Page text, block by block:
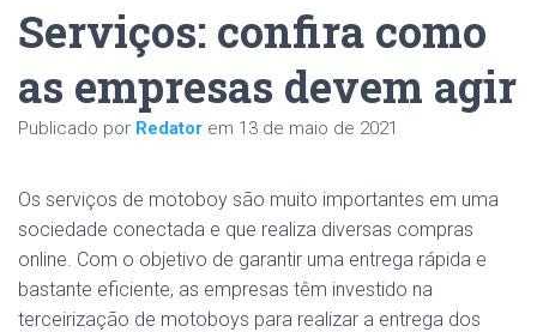
Ã
O
Serviços: confira como
as empresas devem agir
Publicado por Redator em 13 de maio de 2021
Os serviços de motoboy são muito importantes em uma
sociedade conectada e que realiza diversas compras
online. Com o objetivo de garantir uma entrega rápida e
bastante eficiente, as empresas têm investido na
terceirização de motoboys para realizar a entrega dos